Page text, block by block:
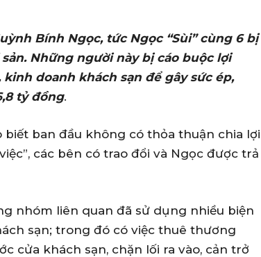
Bính Ngọc, tức Ngọc “Sùi” cùng 6 bị
Những người này bị cáo buộc lợi
doanh khách sạn để gây sức ép,
tỷ đồng.
ban đầu không có thỏa thuận chia lợi
các bên có trao đổi và Ngọc được trả
nhóm liên quan đã sử dụng nhiều biện
sạn; trong đó có việc thuê thương
cửa khách sạn, chặn lối ra vào, cản trở